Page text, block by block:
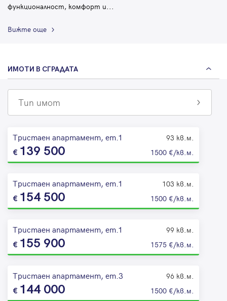
функционалност, комфорт и...
Вижте още
ИМОТИ В СГРАДАТА
Тип имот
Тристаен апартамент, ет.1 93 кв.м.
139 500 1500 €/кв.м.
Тристаен апартамент, ет.1 103 кв.м.
154 500 1500 €/кв.м.
Тристаен апартамент, ет.1 99 кв.м.
155 900 1575 €/кв.м.
Тристаен апартамент, ет.3 96 кв.м.
144 000 1500 €/кв.м.